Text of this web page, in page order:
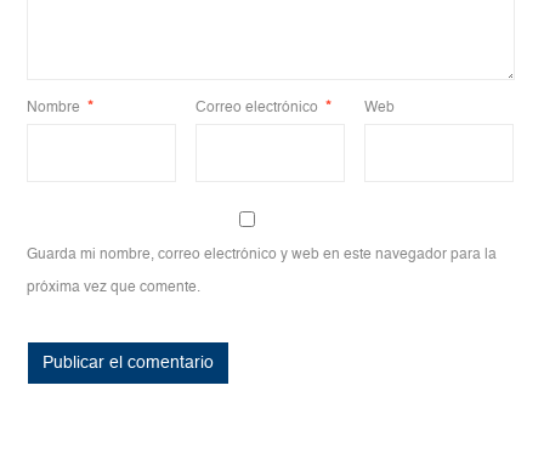
Nombre * Correo electrónico * Web
Guarda mi nombre, correo electrónico y web en este navegador para la
próxima vez que comente.